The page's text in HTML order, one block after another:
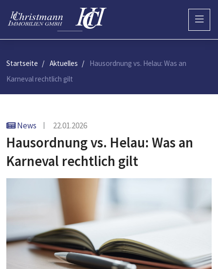
Startseite Aktuelles
Hausordnung vs. Helau: Was an
Karneval rechtlich gilt
News 22.01.2026
Hausordnung vs. Helau: Was an
Karneval rechtlich gilt